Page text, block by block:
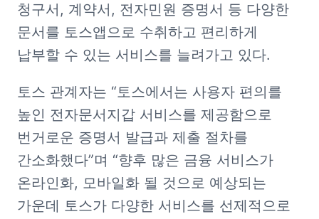
청구서, 계약서, 전자민원 증명서 등 다양한
문서를 토스앱으로 수취하고 편리하게
납부할 수 있는 서비스를 늘려가고 있다.
토스 관계자는 “토스에서는 사용자 편의를
높인 전자문서지갑 서비스를 제공함으로
번거로운 증명서 발급과 제출 절차를
간소화했다”며 “향후 많은 금융 서비스가
온라인화, 모바일화 될 것으로 예상되는
가운데 토스가 다양한 서비스를 선제적으로